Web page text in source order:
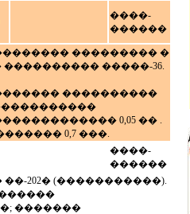
����-
������
��������� �
���������� �����-36.
����������
0,05 �� .
0,7 ���.
����-
������
202� (�����������).
�������